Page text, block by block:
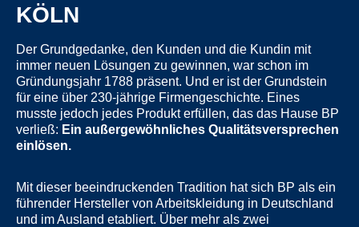
KÖLN
Der Grundgedanke, den Kunden und die Kundin mit
immer neuen Lösungen zu gewinnen, war schon im
Gründungsjahr 1788 präsent. Und er ist der Grundstein
für eine über 230-jährige Firmengeschichte. Eines
musste jedoch jedes Produkt erfüllen, das das Hause BP
verließ: Ein außergewöhnliches Qualitätsversprechen
einlösen.
Mit dieser beeindruckenden Tradition hat sich BP als ein
führender Hersteller von Arbeitskleidung in Deutschland
und im Ausland etabliert. Über mehr als zwei